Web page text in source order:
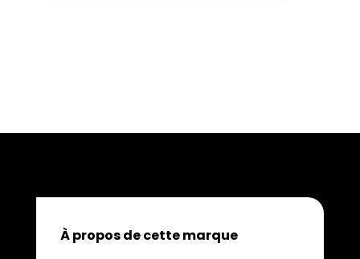
À propos de cette marque